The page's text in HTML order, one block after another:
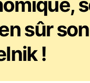
sûr son
!